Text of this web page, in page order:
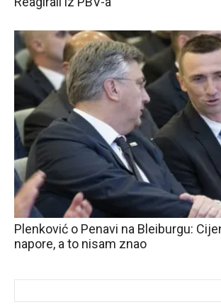
Plenković o Penavi na Bleiburgu:
napore, a to nisam znao